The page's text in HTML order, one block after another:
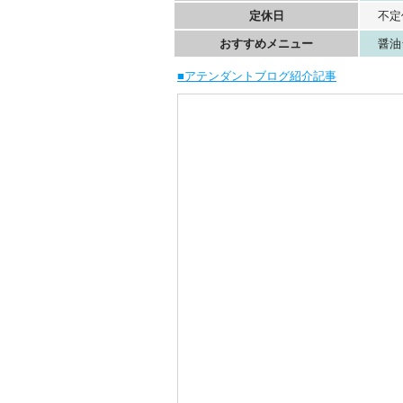
定休日 不
おすすめメニュー 醤
■アテンダントブログ紹介記事